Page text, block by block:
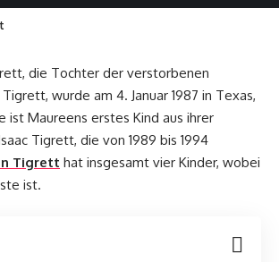
die Tochter der verstorbenen
wurde am 4. Januar 1987 in Texas,
ist Maureens erstes Kind aus ihrer
Tigrett, die von 1989 bis 1994
Tigrett hat insgesamt vier Kinder, wobei
ist.